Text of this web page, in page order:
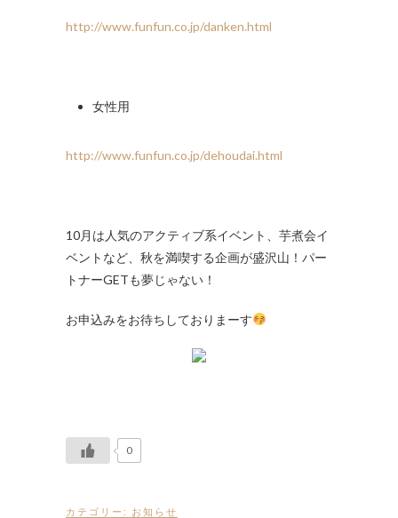
http://www.funfun.co.jp/danken.html
女性用
http://www.funfun.co.jp/dehoudai.html
10月は人気のアクティブ系イベント、芋煮会イ
ベントなど、秋を満喫する企画が盛沢山！パー
トナーGETも夢じゃない！
お申込みをお待ちしておりまーす
0
カテゴリー: お知らせ